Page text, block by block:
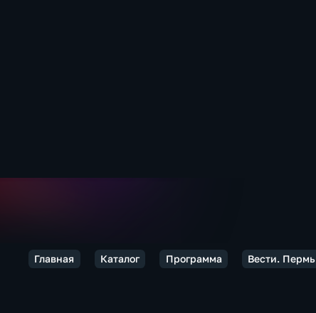
Главная Каталог Программа Вести. Пермь